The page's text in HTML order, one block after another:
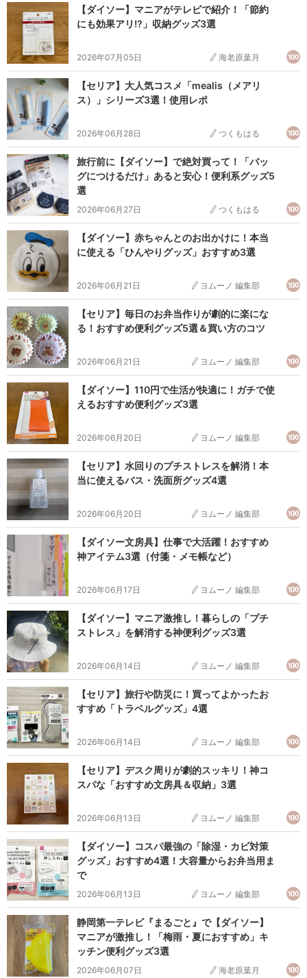
【ダイソー】マニアがテレビで紹介！「節約
にも効果アリ!?」収納グッズ3選
2026年07月05日 海老原葉月
【セリア】大人気コスメ「mealis（メアリ
ス）」シリーズ3選！使用レポ
2026年06月28日 つくもはる
旅行前に【ダイソー】で絶対買って！「バッ
グにつけるだけ」あると安心！便利系グッズ5
選
2026年06月27日 つくもはる
【ダイソー】赤ちゃんとのお出かけに！本当
に使える「ひんやりグッズ」おすすめ3選
2026年06月21日 ヨムーノ 編集部
【セリア】毎日のお弁当作りが劇的に楽にな
る！おすすめ便利グッズ5選＆買い方のコツ
2026年06月21日 ヨムーノ 編集部
【ダイソー】110円で生活が快適に！ガチで使
えるおすすめ便利グッズ3選
2026年06月20日 ヨムーノ 編集部
【セリア】水回りのプチストレスを解消！本
当に使えるバス・洗面所グッズ4選
2026年06月20日 ヨムーノ 編集部
【ダイソー文房具】仕事で大活躍！おすすめ
神アイテム3選（付箋・メモ帳など）
2026年06月17日 ヨムーノ 編集部
【ダイソー】マニア激推し！暮らしの「プチ
ストレス」を解消する神便利グッズ3選
2026年06月14日 ヨムーノ 編集部
【セリア】旅行や防災に！買ってよかったお
すすめ「トラベルグッズ」4選
2026年06月14日 ヨムーノ 編集部
【セリア】デスク周りが劇的スッキリ！神コ
スパな「おすすめ文房具＆収納」3選
2026年06月13日 ヨムーノ 編集部
【ダイソー】コスパ最強の「除湿・カビ対策
グッズ」おすすめ4選！大容量からお弁当用ま
で
2026年06月13日 ヨムーノ 編集部
静岡第一テレビ『まるごと』で【ダイソー】
マニアが激推し！「梅雨・夏におすすめ」キ
ッチン便利グッズ3選
2026年06月07日 海老原葉月